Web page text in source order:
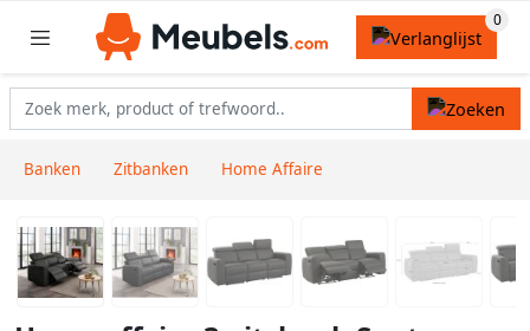
Banken Zitbanken Home Affaire